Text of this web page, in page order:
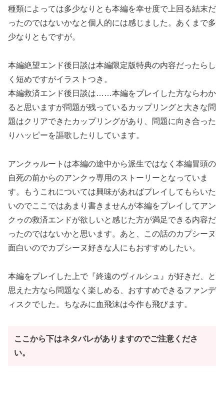
種類によっては多少なりとも本編を幸せ度で上回る結末だ
ったのではないかなと個人的には感じました。あくまで多
少なりともですが。
本編絶望エンド後日談は本編限定版特典の内容だったらし
く短めですがイラストつき。
本編救済エンド後日談は……本編をプレイした方ならわか
ると思いますが問題が残っているカップリングと大きな問
題はクリアできたカップリングがあり、問題に向き合った
りハッピーを謳歌したりしています。
アンクゥルートは本編の途中から派生ではなく本編冒頭の
自死の前からのアンクゥ専用のストーリーとなっていま
す。もうこれについては興味があればプレイしてもらいた
いのでここではあまり書きませんが本編をプレイしてアン
クゥの救済エンドが欲しいと感じた方が満足できる内容だ
ったのではないかと思います。あと、この話のカプシーヌ
面白いのでカプシーヌ好きな人にもおすすめしたい。
本編をプレイした上で『終遠のヴィルシュ』が好きだ、と
思えた方なら問題なく楽しめる、おすすめできるファンデ
ィスクでした。ちなみに血飛沫は今作も飛びます。
ここから下はネタバレがありますのでご注意くださ
い。